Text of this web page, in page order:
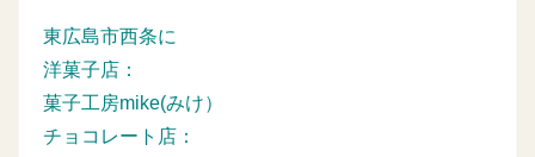
東広島市西条に
洋菓子店：
菓子工房mike(みけ）
チョコレート店：